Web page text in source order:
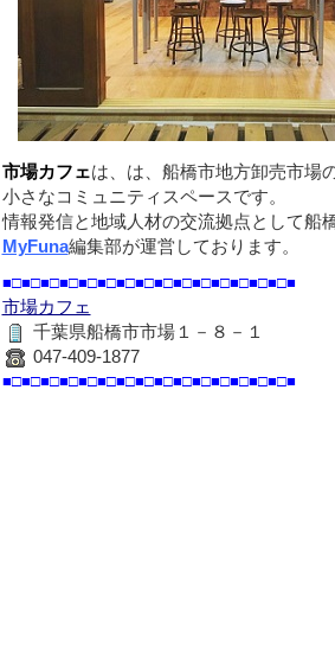
市場カフェは、は、船橋市地方卸売市場
小さなコミュニティスペースです。
情報発信と地域人材の交流拠点として船
MyFuna編集部が運営しております。
■□■□■□■□■□■□■□■□■□■□■□■□■□■□■□■
市場カフェ
千葉県船橋市市場１－８－１
047-409-1877
■□■□■□■□■□■□■□■□■□■□■□■□■□■□■□■